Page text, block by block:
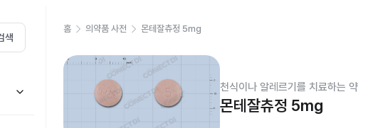
색
홈 의약품 사전 몬테잘츄정 5mg
천식이나 알레르기를 치료하는 약
몬테잘츄정 5mg